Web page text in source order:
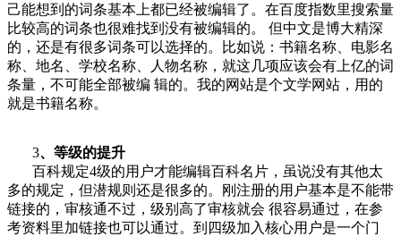
己能想到的词条基本上都已经被编辑了。在百度指数里搜索量
比较高的词条也很难找到没有被编辑的。 但中文是博大精深
的，还是有很多词条可以选择的。比如说：书籍名称、电影名
称、地名、学校名称、人物名称，就这几项应该会有上亿的词
条量，不可能全部被编 辑的。我的网站是个文学网站，用的
就是书籍名称。
3、等级的提升
百科规定4级的用户才能编辑百科名片，虽说没有其他太
多的规定，但潜规则还是很多的。刚注册的用户基本是不能带
链接的，审核通不过，级别高了审核就会 很容易通过，在参
考资料里加链接也可以通过。到四级加入核心用户是一个门